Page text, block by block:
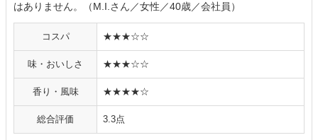
はありません。（M.I.さん／女性／40歳／会社員）
コスパ ★★★☆☆
味・おいしさ ★★★☆☆
香り・風味 ★★★★☆
総合評価 3.3点